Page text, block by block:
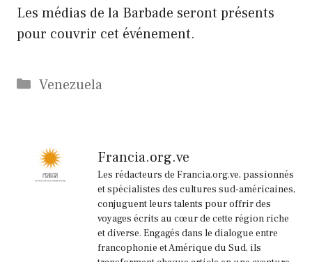
Les médias de la Barbade seront présents
pour couvrir cet événement.
Catégories
Venezuela
Francia.org.ve
Les rédacteurs de Francia.org.ve, passionnés
et spécialistes des cultures sud-américaines,
conjuguent leurs talents pour offrir des
voyages écrits au cœur de cette région riche
et diverse. Engagés dans le dialogue entre
francophonie et Amérique du Sud, ils